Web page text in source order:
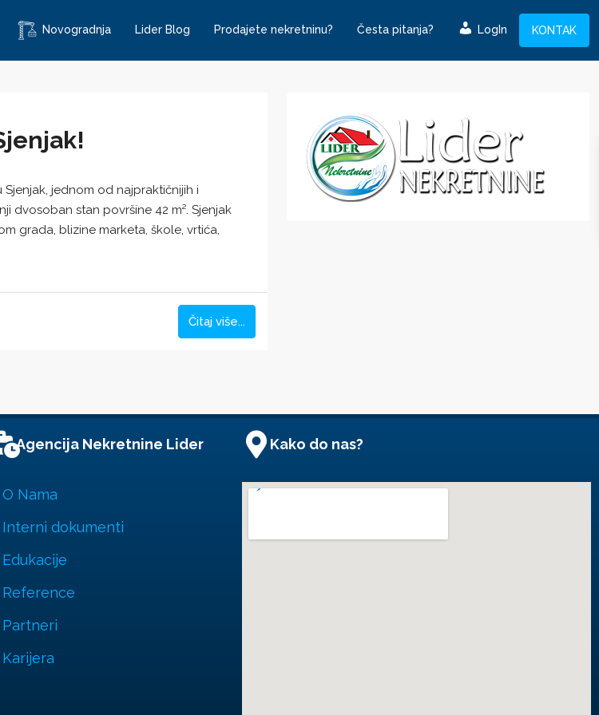
Novogradnja Lider Blog Prodajete nekretninu? Česta pitanja? LogIn KONTAK
jednom od najpraktičnijih i
dvosoban stan površine 42 m². Sjenjak
grada, blizine marketa, škole, vrtića,
Čitaj više...
Agencija Nekretnine Lider
O Nama
Interni dokumenti
Edukacije
Reference
Partneri
Karijera
Kako do nas?